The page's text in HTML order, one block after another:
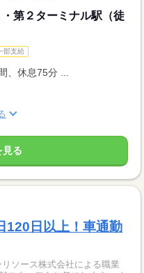
第２ターミナル駅（徒
部支給
、休息75分 ...
見る
120日以上！車通勤
ソース株式会社による職業